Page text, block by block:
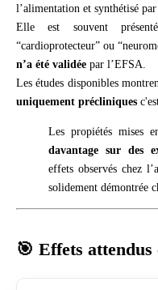
l’alimentation et synthétisé par
Elle est souvent
“cardioprotecteur” ou
n’a été validée par l’EFSA.
Les études disponibles
uniquement précliniques
Les propiétés mises
davantage sur des
effets observés chez
solidement démontrée
🎯 Effets